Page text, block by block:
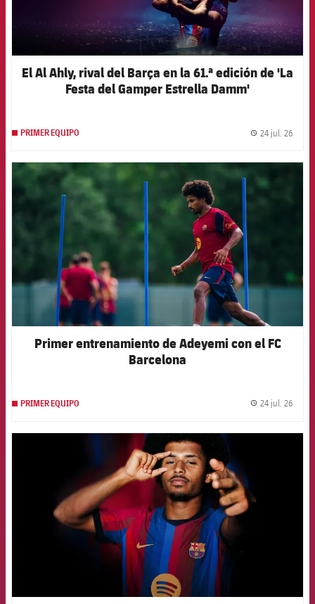
El Al Ahly, rival del Barça en la 61.ª edición de 'La
Festa del Gamper Estrella Damm'
PRIMER EQUIPO 24 jul. 26
FCB Barcelona badge
Primer entrenamiento de Adeyemi con el FC
Barcelona
PRIMER EQUIPO 24 jul. 26
FCB Barcelona badge